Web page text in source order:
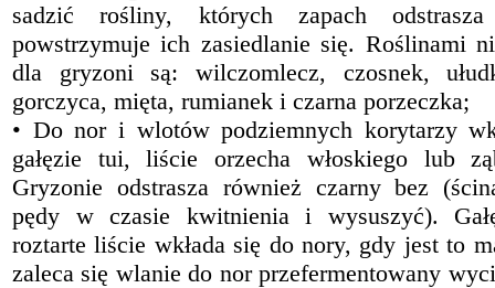
sadzić rośliny, których zapach
powstrzymuje ich zasiedlanie się. Roślinami
dla gryzoni są: wilczomlecz, czosnek,
gorczyca, mięta, rumianek i czarna porzeczka;
• Do nor i wlotów podziemnych korytarzy
gałęzie tui, liście orzecha włoskiego lub
Gryzonie odstrasza również czarny bez
pędy w czasie kwitnienia i wysuszyć).
roztarte liście wkłada się do nory, gdy jest to
zaleca się wlanie do nor przefermentowany